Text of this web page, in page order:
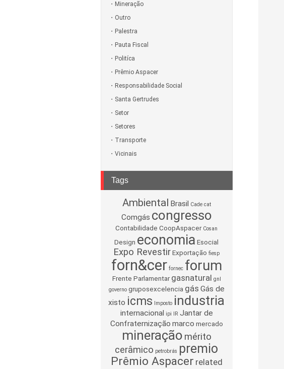
Mineração
Outro
Palestra
Pauta Fiscal
Politíca
Prêmio Aspacer
Responsabilidade Social
Santa Gertrudes
Setor
Setores
Transporte
Vicinais
Tags
Ambiental Brasil Cade cat
Comgás congresso
Contabilidade CoopAspacer Cosan
Design economia Esocial
Expo Revestir Exportação fiesp
forn&cer fornec forum
Frente Parlamentar gasnatural gnl
governo gruposexcelencia gás Gás de
xisto icms Imposto industria
internacional ipi IR Jantar de
Confraternização marco mercado
mineração mérito
cerâmico petrobrás premio
Prêmio Aspacer related